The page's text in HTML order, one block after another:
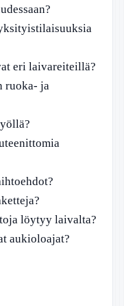
eri laivareiteillä?
ruoka- ja
löytyy laivalta?
aukioloajat?